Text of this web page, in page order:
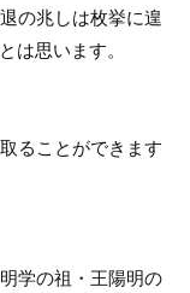
の兆しは枚挙に遑
は思います。
ることができます
学の祖・王陽明の